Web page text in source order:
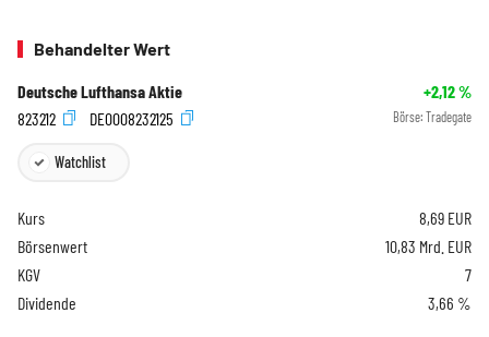
Behandelter Wert
Deutsche Lufthansa Aktie +2,12%
823212
DE0008232125 Börse: Tradegate
Watchlist
Kurs 8,69 EUR
Börsenwert
10,83 Mrd. EUR
KGV
7
Dividende
3,66 %